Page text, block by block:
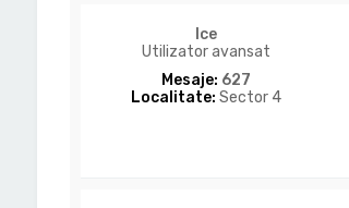
Ice
Utilizator avansat
Mesaje: 627
Localitate: Sector 4